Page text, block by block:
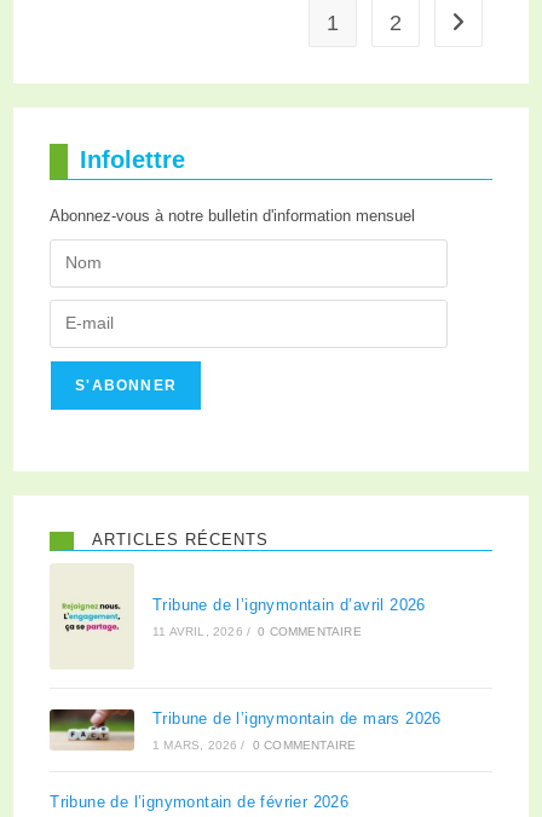
1 2
Infolettre
Abonnez-vous à notre bulletin d'information mensuel
S'ABONNER
ARTICLES RÉCENTS
Tribune de l’ignymontain d’avril 2026
11 AVRIL, 2026 / 0 COMMENTAIRE
Tribune de l’ignymontain de mars 2026
1 MARS, 2026 / 0 COMMENTAIRE
Tribune de l’ignymontain de février 2026